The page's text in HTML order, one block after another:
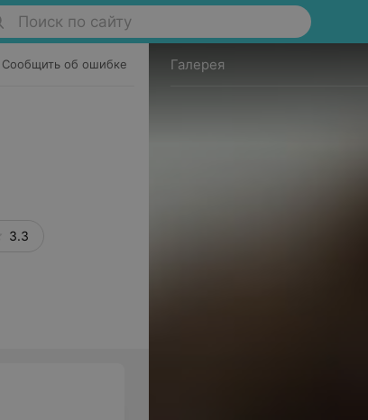
Поиск по сайту
Сообщить об ошибке
3.3
Галерея